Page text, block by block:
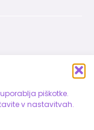
piškotke.
v nastavitvah.